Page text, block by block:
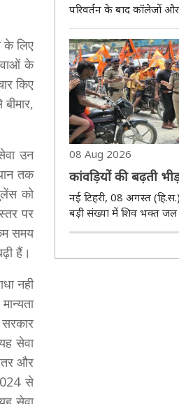
के लिए
के
किए
उन
तक
को
पर
समय
हैं।
नही
सेवा
और
से
सवाल, छात्र भी मांग
परिवर्तन के बाद कॉलेजों
से लंबित छात्रसंघ चुनाव
पकड़ने लगी है। नई सरकार
बीतने के बावजूद चुनाव
08 Aug 2026
कांवड़ियों की बढ़ती
ने संभाली यातायात
नई टिहरी, 08 अगस्त
बड़ी संख्या में शिव भक्त
उत्तराखंड पहुंच रहे हैं। ऐसे
यातायात व्यवस्था संभाली।